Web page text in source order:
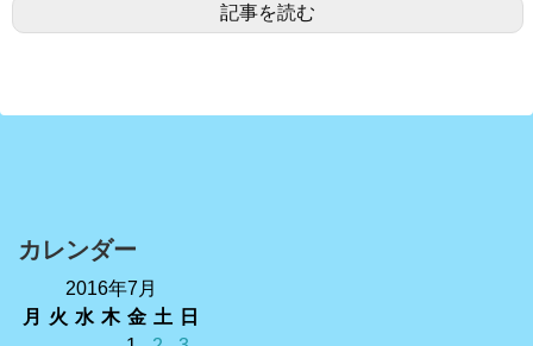
記事を読む
カレンダー
2016年7月
月
火 水 木 金 土 日